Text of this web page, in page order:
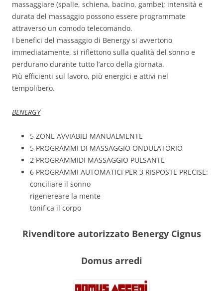
massaggiare (spalle, schiena, bacino, gambe); intensità e
durata del massaggio possono essere programmate
attraverso un comodo telecomando.
I benefici del massaggio di Benergy si avvertono
immediatamente, si riflettono sulla qualità del sonno e
perdurano durante tutto l’arco della giornata.
Più efficienti sul lavoro, più energici e attivi nel
tempolibero.
BENERGY
5 ZONE AVVIABILI MANUALMENTE
5 PROGRAMMI DI MASSAGGIO ONDULATORIO
2 PROGRAMMIDI MASSAGGIO PULSANTE
6 PROGRAMMI AUTOMATICI PER 3 RISPOSTE PRECISE:
conciliare il sonno
rigenereare la mente
tonifica il corpo
Rivenditore autorizzato Benergy Cignus
Domus arredi